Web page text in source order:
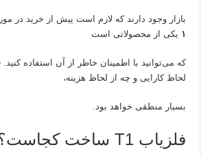
بازار وجود دارند که لازم است پیش از خرید در
۱ یکی از محصولاتی است
که می‌توانید با اطمینان خاطر از آن استفاده کنید.
لحاظ کارایی و چه از لحاظ هزینه،
بسیار منطقی خواهد بود.
فلزیاب T1 ساخت کجاست؟